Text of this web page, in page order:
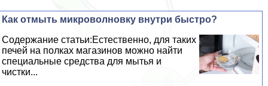
Как отмыть микроволновку внутри быстро?
Содержание статьи:Естественно, для таких
печей на полках магазинов можно найти
специальные средства для мытья и
чистки...